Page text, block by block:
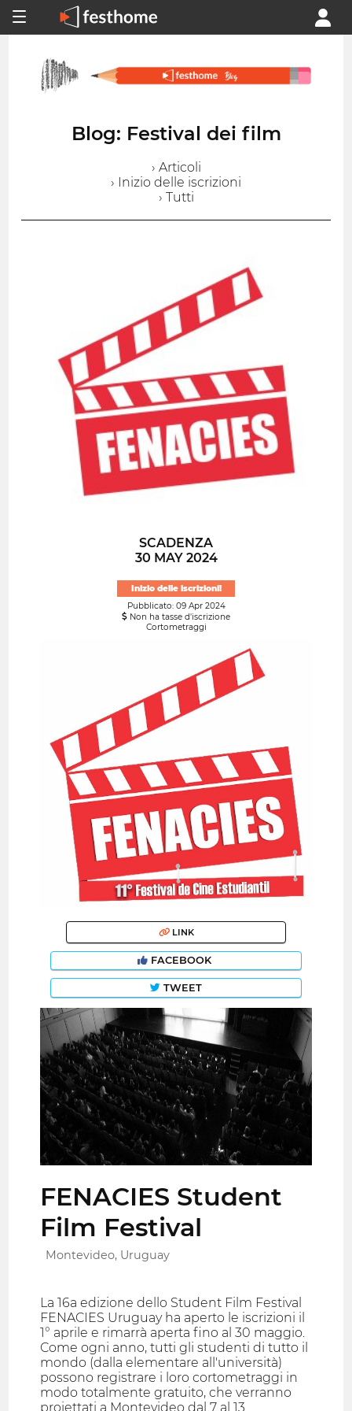
Blog: Festival dei film
› Articoli
› Inizio delle iscrizioni
› Tutti
SCADENZA
30 MAY 2024
Inizio delle iscrizioni!
Pubblicato: 09 Apr 2024
Non ha tasse d'iscrizione
Cortometraggi
LINK
FACEBOOK
TWEET
FENACIES Student
Film Festival
Montevideo, Uruguay
La 16a edizione dello Student Film Festival
FENACIES Uruguay ha aperto le iscrizioni il
1° aprile e rimarrà aperta fino al 30 maggio.
Come ogni anno, tutti gli studenti di tutto il
mondo (dalla elementare all'università)
possono registrare i loro cortometraggi in
modo totalmente gratuito, che verranno
proiettati a Montevideo dal 7 al 13